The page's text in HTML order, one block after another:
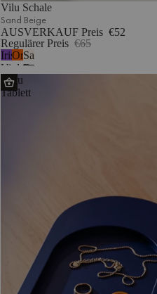
Vilu Schale
Sand Beige
AUSVERKAUF Preis €52
Regulärer Preis €65
Iris
Violett
Orangenschale
Sand
Beige
Tenu
Tablett